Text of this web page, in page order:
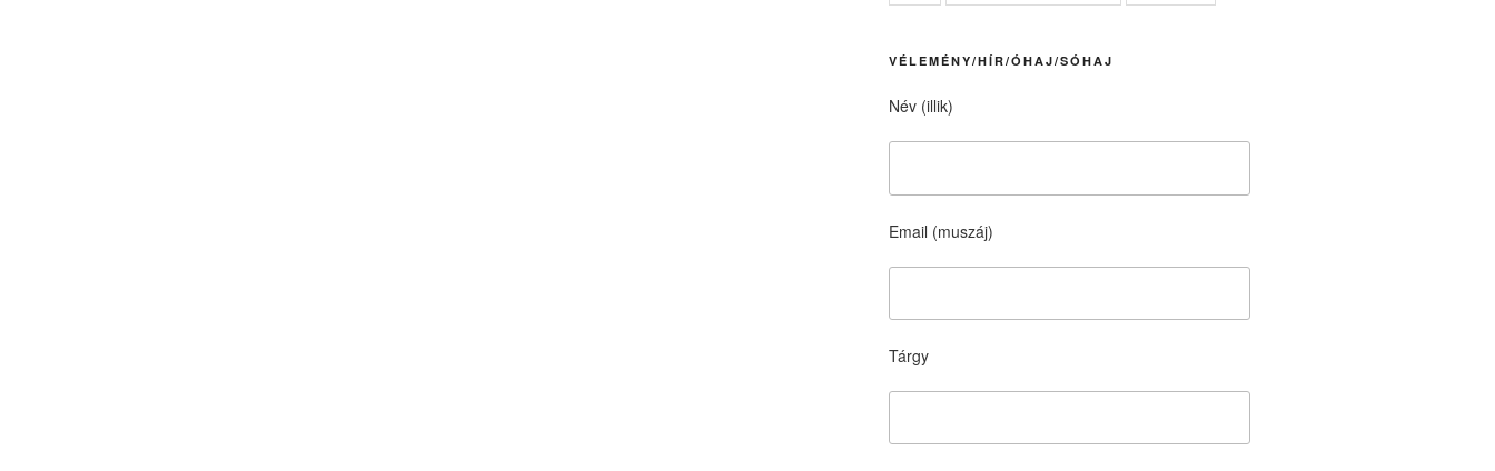
VÉLEMÉNY/HÍR/ÓHAJ/SÓHAJ
Név (illik)
Email (muszáj)
Tárgy